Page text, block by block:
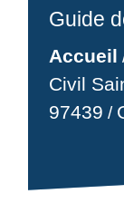
Guide
Accueil
Civil
97439 /